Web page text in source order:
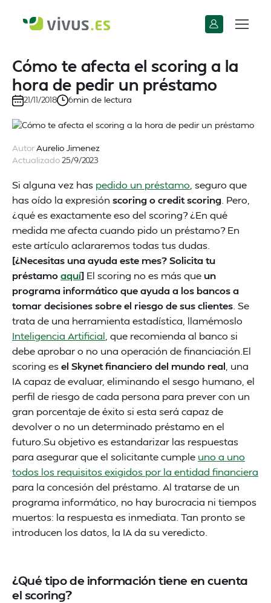
Cómo te afecta el scoring a la
hora de pedir un préstamo
21/11/2018 6min de lectura
AutorAurelio Jimenez
Actualizado25/9/2023
Si alguna vez has pedido un préstamo , seguro que
has oído la expresión scoring o credit scoring . Pero,
¿qué es exactamente eso del scoring? ¿En qué
medida me afecta cuando pido un préstamo? En
este artículo aclararemos todas tus dudas.
[¿Necesitas una ayuda este mes? Solicita tu
préstamoaquí] El scoring no es más queun
programa informático que ayuda a los bancos a
tomar decisiones sobre el riesgo de sus clientes . Se
trata de una herramienta estadística, llamémoslo
Inteligencia Artificial , que recomienda al banco si
debe aprobar o no una operación de financiación.El
scoring esel Skynet financiero del mundo real , una
IA capaz de evaluar, eliminando el sesgo humano, el
perfil de riesgo de cada persona para prever con un
gran porcentaje de éxito si esta será capaz de
devolver o no un determinado préstamo en el
futuro.Su objetivo es estandarizar las respuestas
para asegurar que el solicitante cumple uno a uno
todos los requisitos exigidos por la entidad financiera
para la concesión del préstamo. Al tratarse de un
programa informático, no hay burocracia ni tiempos
muertos: la respuesta es inmediata. Tan pronto se
introducen los datos, la IA da su veredicto.
¿Qué tipo de información tiene en cuenta
el scoring?